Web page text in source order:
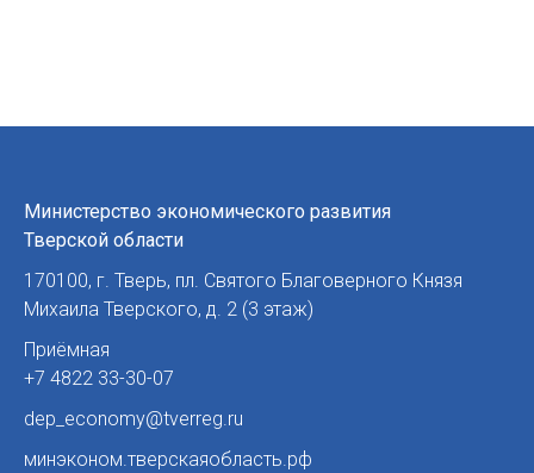
Министерство экономического развития
Тверской области
170100, г. Тверь, пл. Святого Благоверного Князя
Михаила Тверского, д. 2 (3 этаж)
Приёмная
+7 4822 33-30-07
dep_economy@tverreg.ru
минэконом.тверскаяобласть.рф